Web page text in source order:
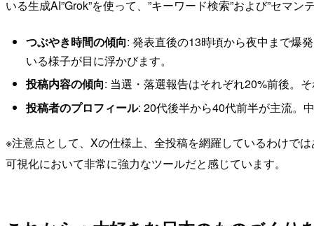
いる生成AI”Grok”を使って、”キーワード検索”および”セマ
つぶやき時間の傾向: 発表直後の13時頃から夜中まで爆
いる様子が目に浮かびます。
投稿内容の傾向: 当選・落選報告はそれぞれ20%前後。
投稿者のプロフィール: 20代後半から40代前半が主流。
※注意点として、Xの仕様上、全投稿を網羅しているわけで
可視化において非常に強力なツールだと感じています。